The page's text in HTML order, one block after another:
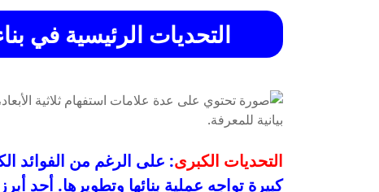
التحديات الرئيسية في
التحديات الكبرى: على الرغم من الفوائد
كبيرة تواجه عملية بنائها وتطويرها. أحد